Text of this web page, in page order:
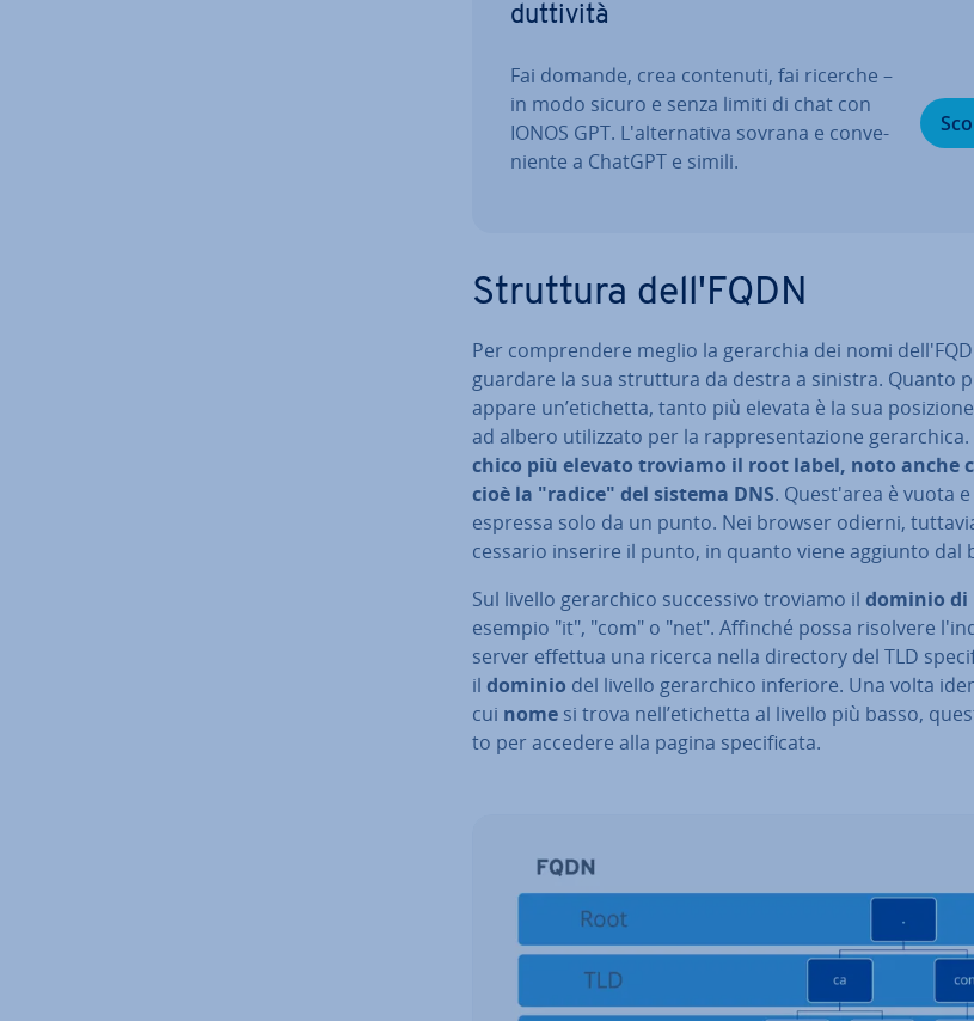
dut­ti­vi­tà
Fai domande, crea contenuti, fai ricerche –
in modo sicuro e senza limiti di chat con
IONOS GPT. L'al­ter­na­ti­va sovrana e con­ve­
nien­te a ChatGPT e simili.
Struttura dell'FQDN
Per com­pren­de­re meglio la gerarchia dei nomi
guardare la sua struttura da destra a sinistra. Quanto
appare un’etichetta, tanto più elevata è la sua
ad albero uti­liz­za­to per la rap­pre­sen­ta­zio­ne ge­rar­chi­ca.
chi­co più elevato troviamo il root label, noto anche
cioè la "radice" del sistema DNS. Que­st'a­rea è vuota
espressa solo da un punto. Nei browser odierni,
ces­sa­rio inserire il punto, in quanto viene aggiunto dal
Sul livello ge­rar­chi­co suc­ces­si­vo troviamo il dominio di
esempio "it", "com" o "net". Affinché possa risolvere
server effettua una ricerca nella directory del TLD
il dominio del livello ge­rar­chi­co inferiore. Una volta
cui nome si trova nell’etichetta al livello più basso,
to per accedere alla pagina spe­ci­fi­ca­ta.